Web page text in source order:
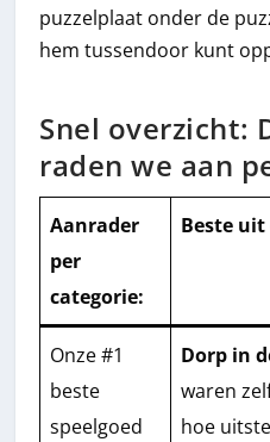
puzzelplaat onder de
hem tussendoor kunt
Snel overzicht:
raden we aan
Aanrader
per
categorie:
Beste
Onze #1
beste
speelgoed
Dorp in
waren
hoe